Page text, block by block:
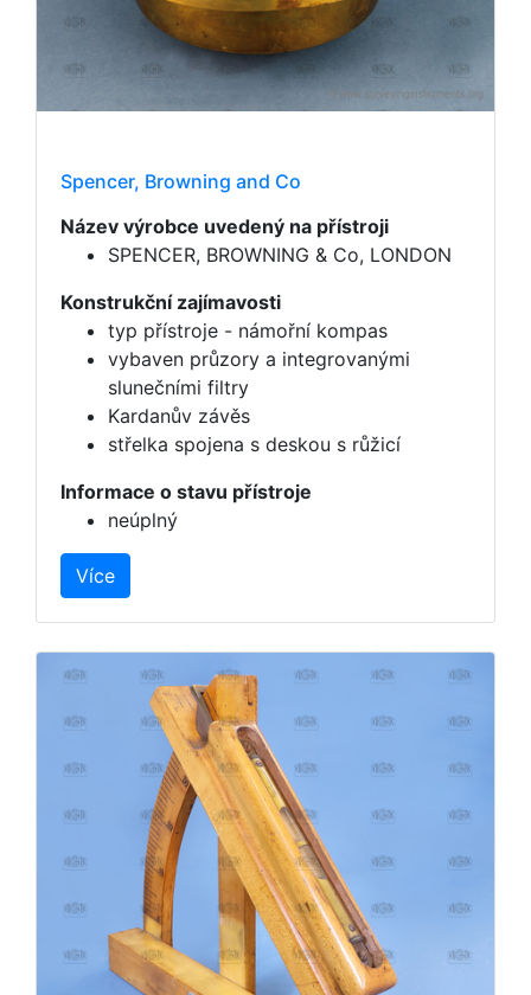
Spencer, Browning and Co
Název výrobce uvedený na přístroji
SPENCER, BROWNING & Co, LONDON
Konstrukční zajímavosti
typ přístroje - námořní kompas
vybaven průzory a integrovanými
slunečními filtry
Kardanův závěs
střelka spojena s deskou s růžicí
Informace o stavu přístroje
neúplný
Více